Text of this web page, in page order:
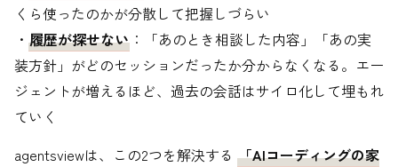
くら使ったのかが分散して把握しづらい
・ 履歴が探せない ：「あのとき相談した内容」「あの実
装方針」がどのセッションだったか分からなくなる。エー
ジェントが増えるほど、過去の会話はサイロ化して埋もれ
ていく
agentsviewは、この2つを解決する 「AIコーディングの家